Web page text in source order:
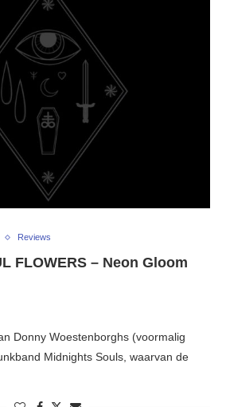
Reviews
FLOWERS – Neon Gloom
Donny Woestenborghs (voormalig
Midnights Souls, waarvan de